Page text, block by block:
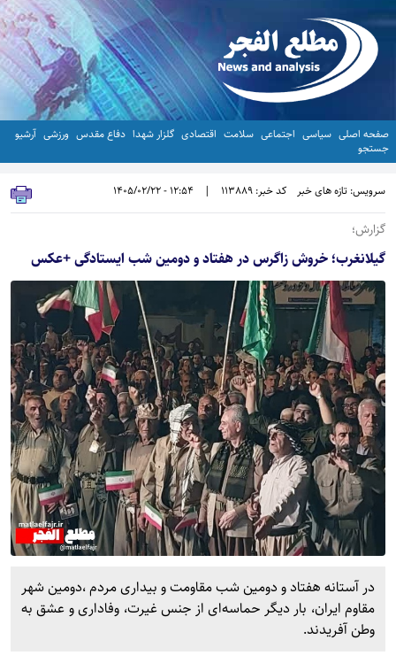
صفحه اصلی سیاسی اجتماعی سلامت اقتصادی گلزار شهدا دفاع مقدس ورزشی آرشیو
جستجو
سرویس: تازه های خبر کد خبر: 113889 |
12:54 - 1405/02/22
گزارش؛
گیلانغرب؛ خروش زاگرس در هفتاد و دومین شب ایستادگی +عکس
در آستانه هفتاد و دومین شب مقاومت و بیداری مردم ،دومین شهر
مقاوم ایران، بار دیگر حماسه‌ای از جنس غیرت، وفاداری و عشق به
وطن آفریدند.